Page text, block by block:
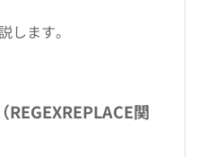
します。
関